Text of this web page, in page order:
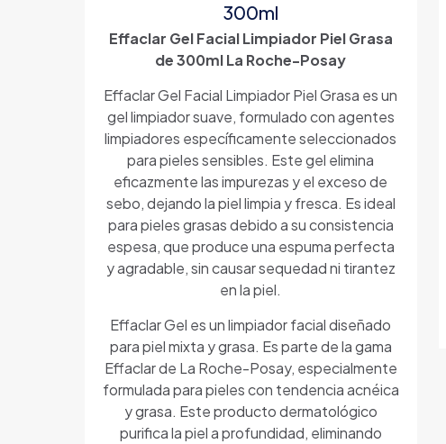
300ml
Effaclar Gel Facial Limpiador Piel Grasa
de 300ml La Roche-Posay
Effaclar Gel Facial Limpiador Piel Grasa es un
gel limpiador suave, formulado con agentes
limpiadores específicamente seleccionados
para pieles sensibles. Este gel elimina
eficazmente las impurezas y el exceso de
sebo, dejando la piel limpia y fresca. Es ideal
para pieles grasas debido a su consistencia
espesa, que produce una espuma perfecta
y agradable, sin causar sequedad ni tirantez
en la piel.
Effaclar Gel es un limpiador facial diseñado
para piel mixta y grasa. Es parte de la gama
Effaclar de La Roche-Posay, especialmente
formulada para pieles con tendencia acnéica
y grasa. Este producto dermatológico
purifica la piel a profundidad, eliminando